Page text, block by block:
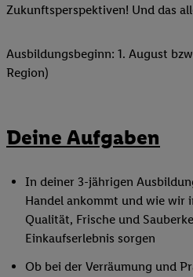
Zukunftsperspektiven! Und das
Ausbildungsbeginn: 1. August
Region)
Deine Aufgaben
In deiner 3-jährigen
Handel ankommt und wie wir
Qualität, Frische und
Einkaufserlebnis sorgen
Ob bei der Verräumung und